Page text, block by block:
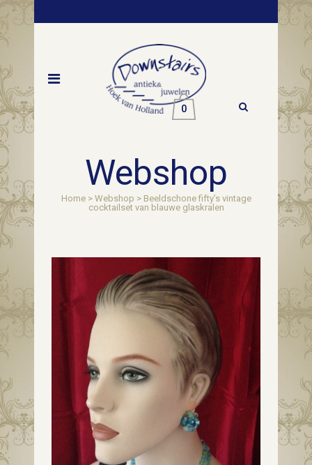
0
Webshop
Home> Webshop > Beeldschone fifty’s vintage
cocktailset van blauwe glaskralen